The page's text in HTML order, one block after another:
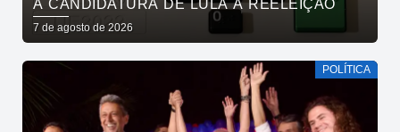
À CANDIDATURA DE LULA À REELEIÇÃO
7 de agosto de 2026
POLÍTICA